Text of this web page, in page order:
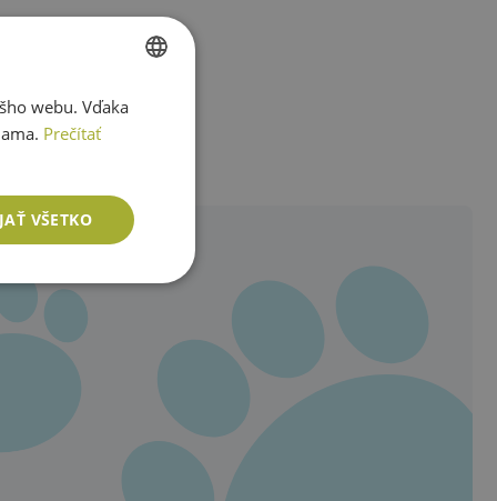
SLOVAK
ENGLISH
webu. Vďaka
Prečítať
VŠETKO